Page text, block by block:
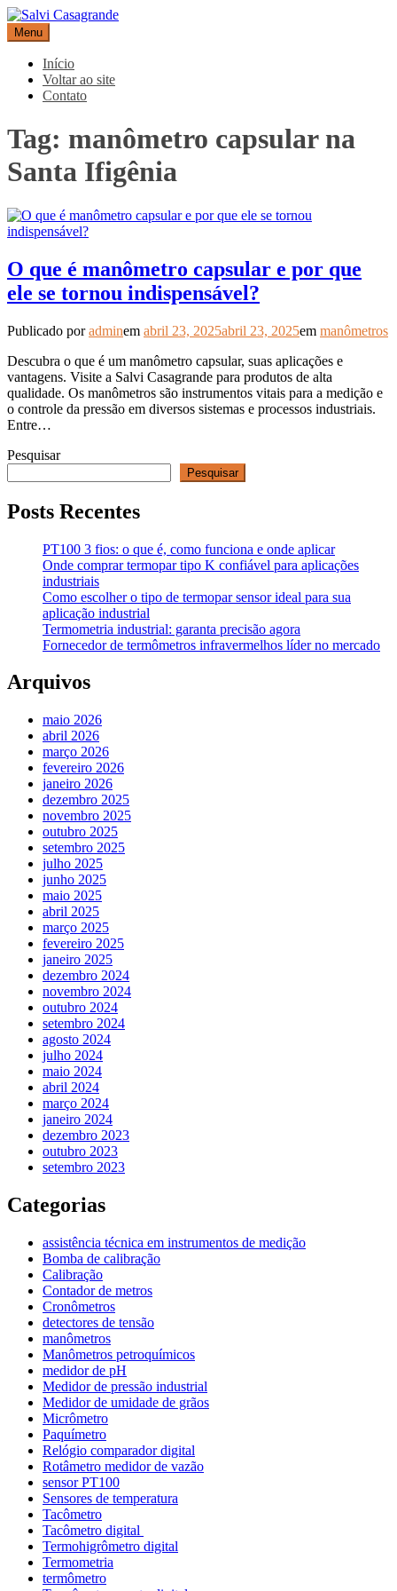
Pular
para
o
conteúdo
Salvi Casagrande
Especialistas em equipamentos de medição e automação
Menu
Início
Voltar ao site
Contato
Tag: manômetro capsular na
Santa Ifigênia
O que é manômetro capsular e por que
ele se tornou indispensável?
Publicado poradminem abril 23, 2025abril 23, 2025em manômetros
Descubra o que é um manômetro capsular, suas aplicações e
vantagens. Visite a Salvi Casagrande para produtos de alta
qualidade. Os manômetros são instrumentos vitais para a medição e
o controle da pressão em diversos sistemas e processos industriais.
Entre…
Pesquisar
Pesquisar
Posts Recentes
PT100 3 fios: o que é, como funciona e onde aplicar
Onde comprar termopar tipo K confiável para aplicações
industriais
Como escolher o tipo de termopar sensor ideal para sua
aplicação industrial
Termometria industrial: garanta precisão agora
Fornecedor de termômetros infravermelhos líder no mercado
Arquivos
maio 2026
abril 2026
março 2026
fevereiro 2026
janeiro 2026
dezembro 2025
novembro 2025
outubro 2025
setembro 2025
julho 2025
junho 2025
maio 2025
abril 2025
março 2025
fevereiro 2025
janeiro 2025
dezembro 2024
novembro 2024
outubro 2024
setembro 2024
agosto 2024
julho 2024
maio 2024
abril 2024
março 2024
janeiro 2024
dezembro 2023
outubro 2023
setembro 2023
Categorias
assistência técnica em instrumentos de medição
Bomba de calibração
Calibração
Contador de metros
Cronômetros
detectores de tensão
manômetros
Manômetros petroquímicos
medidor de pH
Medidor de pressão industrial
Medidor de umidade de grãos
Micrômetro
Paquímetro
Relógio comparador digital
Rotâmetro medidor de vazão
sensor PT100
Sensores de temperatura
Tacômetro
Tacômetro digital
Termohigrômetro digital
Termometria
termômetro